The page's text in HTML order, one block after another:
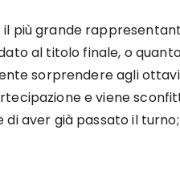
più grande
al titolo finale, o
sorprendere agli
e viene
aver già passato il